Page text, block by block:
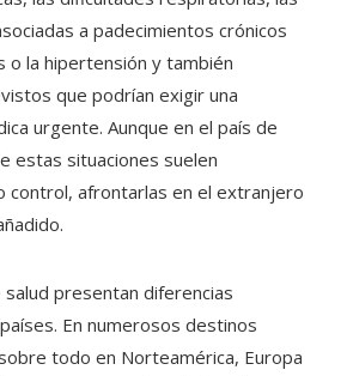
a padecimientos crónicos
o la hipertensión y también
que podrían exigir una
urgente. Aunque en el país de
estas situaciones suelen
control, afrontarlas en el extranjero
presentan diferencias
En numerosos destinos
todo en Norteamérica, Europa